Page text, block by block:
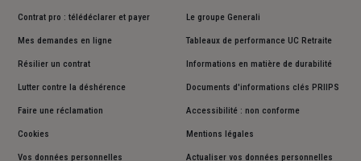
Contrat pro : télédéclarer et payer
Mes demandes en ligne
Résilier un contrat
Lutter contre la déshérence
Faire une réclamation
Le groupe Generali
Tableaux de performance UC Retraite
Informations en matière de durabilité
Documents d'informations clés PRIIPS
Accessibilité : non conforme
Cookies Mentions légales
Vos données personnelles Actualiser vos données personnelles